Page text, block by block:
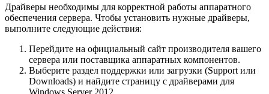
Драйверы необходимы для корректной работы аппаратного
обеспечения сервера. Чтобы установить нужные драйверы,
выполните следующие действия:
Перейдите на официальный сайт производителя вашего
сервера или поставщика аппаратных компонентов.
Выберите раздел поддержки или загрузки (Support или
Downloads) и найдите страницу с драйверами для
Windows Server 2012.